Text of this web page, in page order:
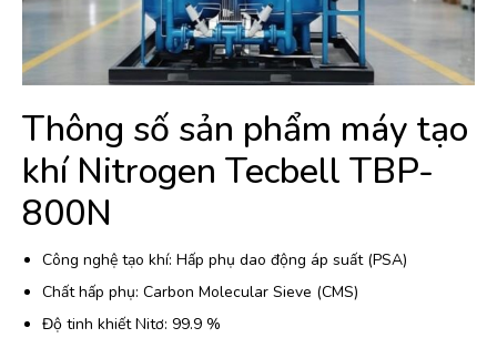
Thông số sản phẩm máy tạo
khí Nitrogen Tecbell TBP-
800N
Công nghệ tạo khí: Hấp phụ dao động áp suất (PSA)
Chất hấp phụ: Carbon Molecular Sieve (CMS)
Độ tinh khiết Nitơ: 99.9 %